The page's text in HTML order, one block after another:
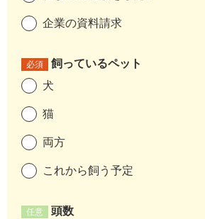
企業の資料請求
必須
飼っているペット
犬
猫
両方
これから飼う予定
任意 頭数